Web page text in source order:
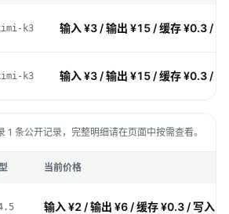
k3 输入 ¥3 / 输出 ¥15 / 缓存 ¥0.3 /
k3 输入 ¥3 / 输出 ¥15 / 缓存 ¥0.3 /
1 条公开记录，完整明细请在页面中按需查看。
当前价格
输入 ¥2 / 输出 ¥6 / 缓存 ¥0.3 / 写入